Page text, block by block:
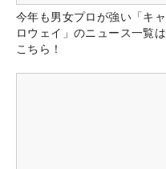
今年も男女プロが強い「キャ
ロウェイ」のニュース一覧は
こちら！